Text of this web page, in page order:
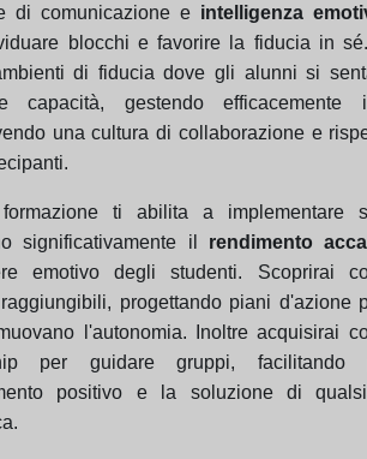
di comunicazione e intelligenza
blocchi e favorire la fiducia in
di fiducia dove gli alunni si
capacità, gestendo
una cultura di collaborazione e
ti abilita a implementare
significativamente il rendimento
emotivo degli studenti. Scoprirai
progettando piani d'azione
l'autonomia. Inoltre acquisirai
per guidare gruppi, facilitando
positivo e la soluzione di